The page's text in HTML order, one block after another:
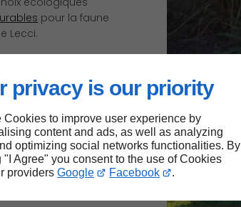
privacy is our priority
Cookies to improve user experience by
content and ads, as well as analyzing
optimizing social networks functionalities. By
"I Agree" you consent to the use of Cookies
providers Google Facebook .
pour la faune
Lecci.
à